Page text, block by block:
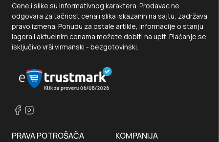
Cene i slike su informativnog karaktera. Prodavac ne
odgovara za tačnost cena i slika iskazanih na sajtu, zadržava
pravo izmena. Ponudu za ostale artikle, informacije o stanju
lagera i aktuelnim cenama možete dobiti na upit. Plaćanje se
isključivo vrši virmanski - bezgotovinski.
PRAVA POTROŠAČA KOMPANIJA